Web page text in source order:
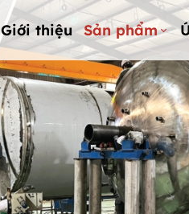
Giới thiệu Sản phẩm